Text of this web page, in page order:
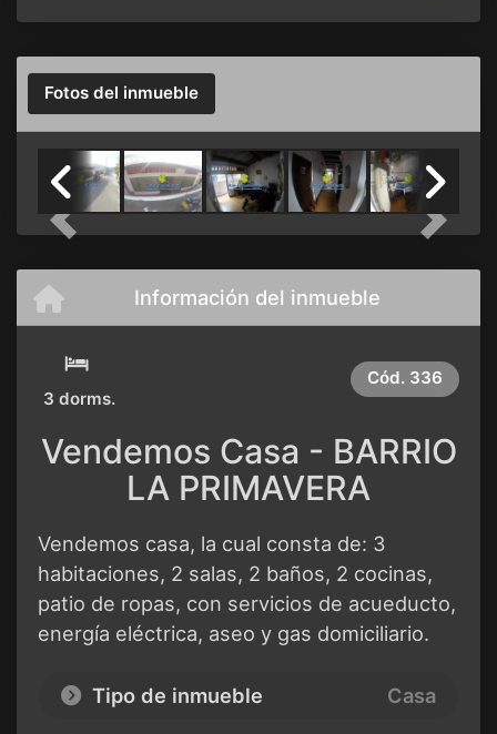
Fotos del inmueble
Previous Next
Información del inmueble
3 dorms.
Cód. 336
Vendemos Casa - BARRIO
LA PRIMAVERA
Vendemos casa, la cual consta de: 3
habitaciones, 2 salas, 2 baños, 2 cocinas,
patio de ropas, con servicios de acueducto,
energía eléctrica, aseo y gas domiciliario.
Tipo de inmueble
Casa